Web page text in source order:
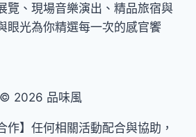
覽、現場音樂演出、精品旅宿與
眼光為你精選每一次的感官饗
© 2026 品味風
作】任何相關活動配合與協助，